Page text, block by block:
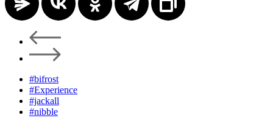
#bifrost
#Experience
#jackall
#nibble